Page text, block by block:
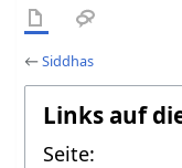
←Siddhas
Links auf
Seite: